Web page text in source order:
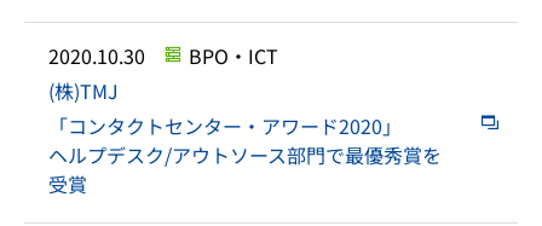
2020.10.30
BPO・ICT
(株)TMJ
「コンタクトセンター・アワード2020」
ヘルプデスク/アウトソース部門で最優秀賞を
受賞